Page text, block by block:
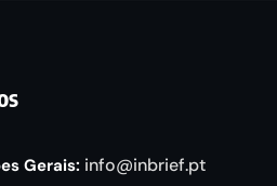
Gerais: info@inbrief.pt